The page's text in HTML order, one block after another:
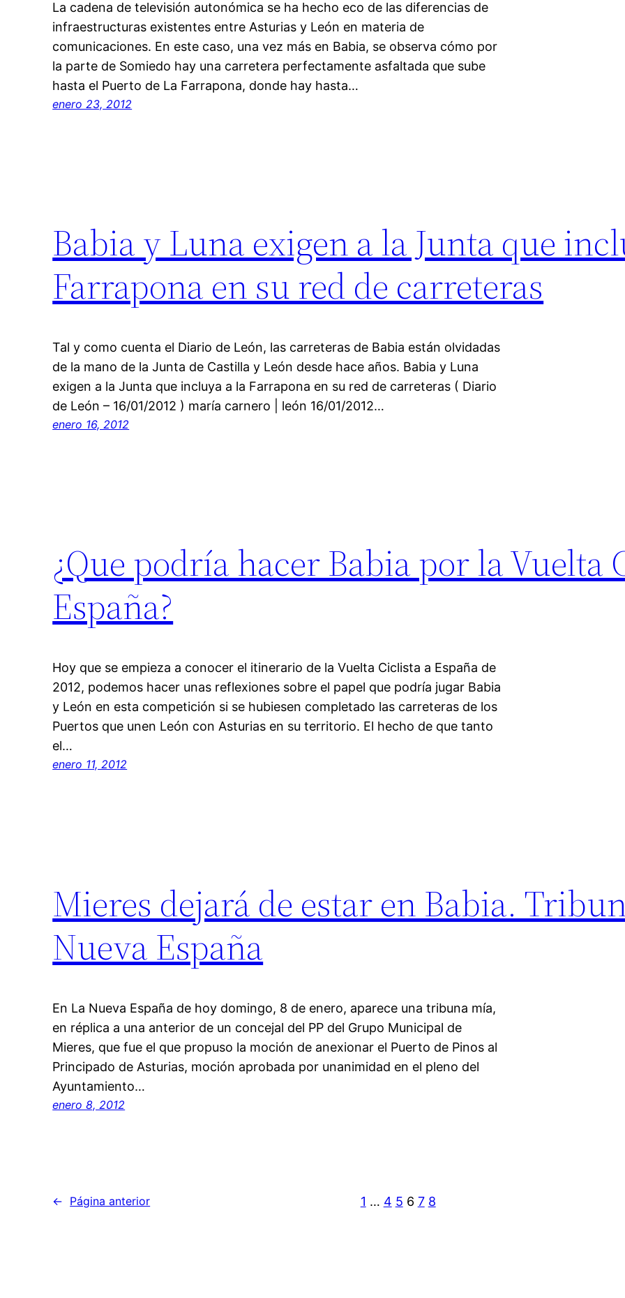
La cadena de televisión autonómica se ha hecho eco de las diferencias de
infraestructuras existentes entre Asturias y León en materia de
comunicaciones. En este caso, una vez más en Babia, se observa cómo por
la parte de Somiedo hay una carretera perfectamente asfaltada que sube
hasta el Puerto de La Farrapona, donde hay hasta…
enero 23, 2012
Babia y Luna exigen a la Junta que
Farrapona en su red de carreteras
Tal y como cuenta el Diario de León, las carreteras de Babia están olvidadas
de la mano de la Junta de Castilla y León desde hace años. Babia y Luna
exigen a la Junta que incluya a la Farrapona en su red de carreteras ( Diario
de León – 16/01/2012 ) maría carnero | león 16/01/2012…
enero 16, 2012
¿Que podría hacer Babia por la Vuelta
España?
Hoy que se empieza a conocer el itinerario de la Vuelta Ciclista a España de
2012, podemos hacer unas reflexiones sobre el papel que podría jugar Babia
y León en esta competición si se hubiesen completado las carreteras de los
Puertos que unen León con Asturias en su territorio. El hecho de que tanto
el…
enero 11, 2012
Mieres dejará de estar en Babia.
Nueva España
En La Nueva España de hoy domingo, 8 de enero, aparece una tribuna mía,
en réplica a una anterior de un concejal del PP del Grupo Municipal de
Mieres, que fue el que propuso la moción de anexionar el Puerto de Pinos al
Principado de Asturias, moción aprobada por unanimidad en el pleno del
Ayuntamiento…
enero 8, 2012
← Página anterior 1 … 4 5 6 7 8